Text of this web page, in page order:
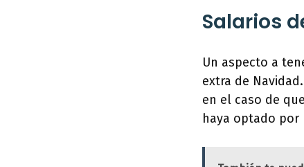
Salarios
Un aspecto a
extra de
en el caso de
haya optado por